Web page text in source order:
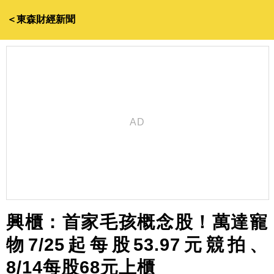
＜東森財經新聞
興櫃：首家毛孩概念股！萬達寵
物7/25起每股53.97元競拍、
8/14每股68元上櫃